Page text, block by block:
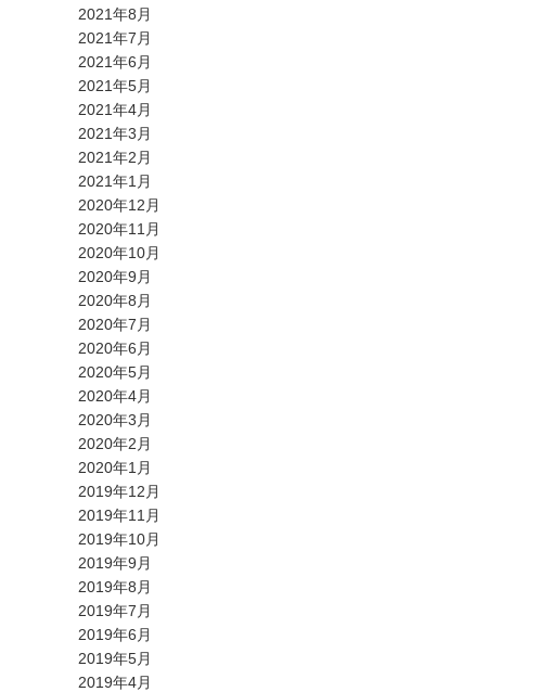
2021年8月
2021年7月
2021年6月
2021年5月
2021年4月
2021年3月
2021年2月
2021年1月
2020年12月
2020年11月
2020年10月
2020年9月
2020年8月
2020年7月
2020年6月
2020年5月
2020年4月
2020年3月
2020年2月
2020年1月
2019年12月
2019年11月
2019年10月
2019年9月
2019年8月
2019年7月
2019年6月
2019年5月
2019年4月